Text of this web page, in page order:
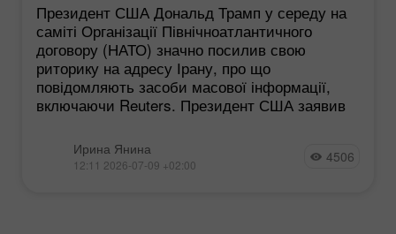
Президент США Дональд Трамп у середу на
саміті Організації Північноатлантичного
договору (НАТО) значно посилив свою
риторику на адресу Ірану, про що
повідомляють засоби масової інформації,
включаючи Reuters. Президент США заявив
Ирина Янина
12:11 2026-07-09 +02:00 4506